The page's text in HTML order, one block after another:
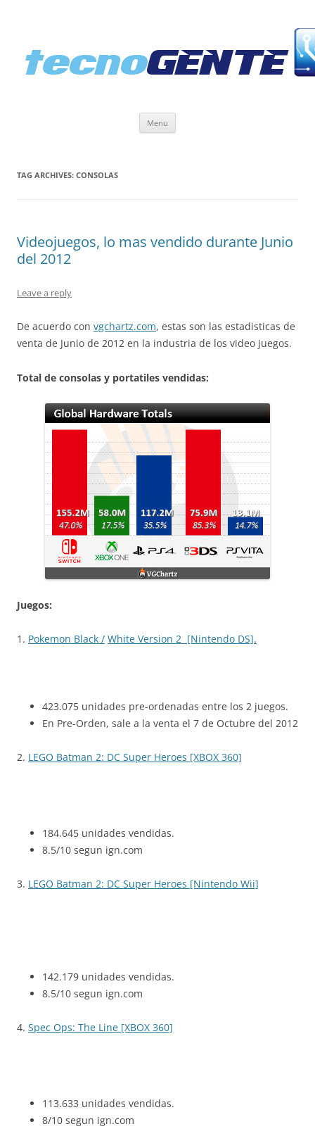
Menu
TAG ARCHIVES: CONSOLAS
Videojuegos, lo mas vendido durante Junio
del 2012
Leave a reply
De acuerdo con vgchartz.com, estas son las estadisticas de
venta de Junio de 2012 en la industria de los video juegos.
Total de consolas y portatiles vendidas:
Juegos:
1. Pokemon Black / White Version 2 [Nintendo DS].
423.075 unidades pre-ordenadas entre los 2 juegos.
En Pre-Orden, sale a la venta el 7 de Octubre del 2012
2. LEGO Batman 2: DC Super Heroes [XBOX 360]
184.645 unidades vendidas.
8.5/10 segun ign.com
3. LEGO Batman 2: DC Super Heroes [Nintendo Wii]
142.179 unidades vendidas.
8.5/10 segun ign.com
4. Spec Ops: The Line [XBOX 360]
113.633 unidades vendidas.
8/10 segun ign.com